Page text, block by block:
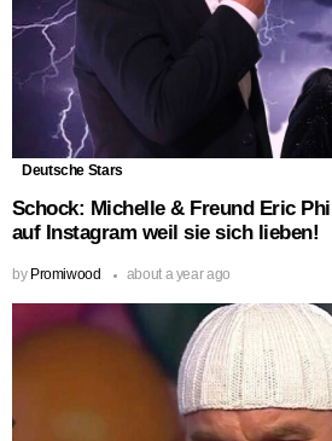
Deutsche Stars
Schock: Michelle & Freund Eric
auf Instagram weil sie sich lieben!
by Promiwood about a year ago